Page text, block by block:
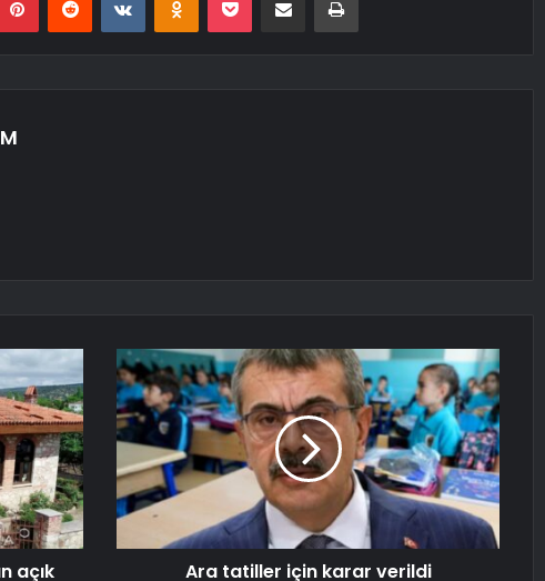
açık Ara tatiller için karar verildi